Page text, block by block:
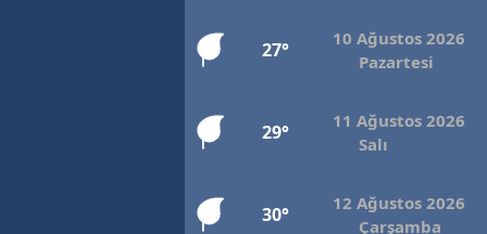
27°
10 Ağustos 2026
Pazartesi
29°
11 Ağustos 2026
Salı
30°
12 Ağustos 2026
Çarşamba